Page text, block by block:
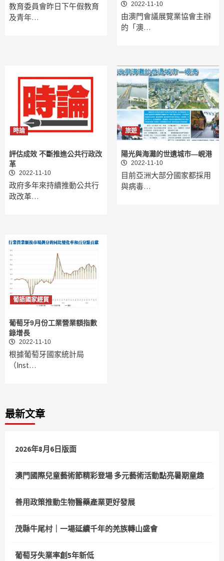
教育委員會昨日下午假教育
及青年…
2022-11-10
由澳門會議展覽業協會主辦
的「澳…
時論
評估成效 不斷推進公共行政改
革
2022-11-10
政府多年來持續推動公共行
政改革…
旅遊
陽光與海灘的世遺城市—峴港
2022-11-10
目前亞洲大部分國家都採用
與病毒…
葡語國家經貿
葡萄牙9月份工業營業額指數
錄增長
2022-11-10
根據葡萄牙國家統計局
（Inst…
最新文章
2026年8月6日版面
澳門國際兒童藝術節精彩登場 多元藝術活動點亮暑期童趣
善用政策推動生物醫藥產業更好發展
茂縣牛尾村｜一場延續千年的羌族轉山盛會
葡萄牙失業率創5年新低